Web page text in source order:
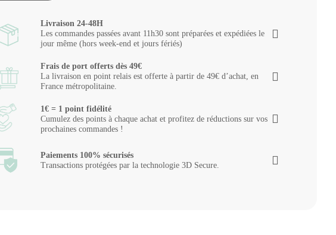
Livraison 24-48H
Les commandes passées avant 11h30 sont préparées et expédiées le
jour même (hors week-end et jours fériés)
Frais de port offerts dès 49€
La livraison en point relais est offerte à partir de 49€ d’achat, en
France métropolitaine.
1€ = 1 point fidélité
Cumulez des points à chaque achat et profitez de réductions sur vos
prochaines commandes !
Paiements 100% sécurisés
Transactions protégées par la technologie 3D Secure.